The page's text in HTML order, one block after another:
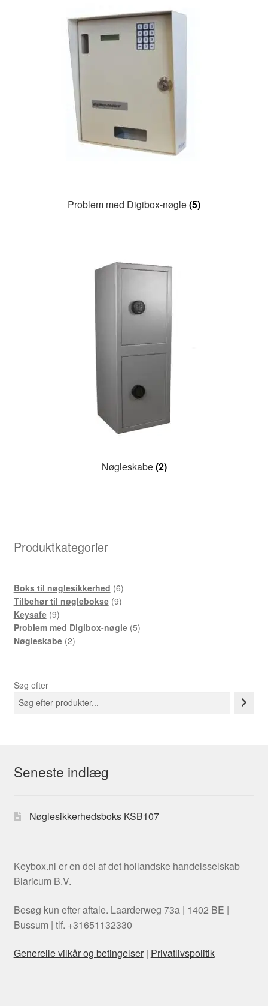
Problem med Digibox-nøgle(5)
Nøgleskabe(2)
Produktkategorier
Boks til nøglesikkerhed 66-
produkter
Tilbehør til nøglebokse 99-
Keysafe 99-
produkter
Problem med Digibox-nøgle 55-
Nøgleskabe 22-
Søg efter
Seneste indlæg
Nøglesikkerhedsboks KSB107
Keybox.nl er en del af det hollandske handelsselskab
Blaricum B.V.
Besøg kun efter aftale. Laarderweg 73a | 1402 BE |
Bussum | tlf. +31651132330
Generelle vilkår og betingelser| Privatlivspolitik